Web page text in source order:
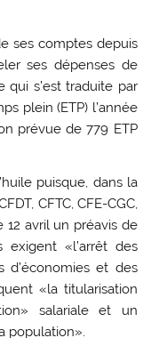
ses comptes depuis
ses dépenses de
qui s’est traduite par
plein (ETP) l’année
prévue de 779 ETP
puisque, dans la
CFTC, CFE-CGC,
12 avril un préavis de
«l’arrêt des
d’économies et des
«la titularisation
salariale et un
population».